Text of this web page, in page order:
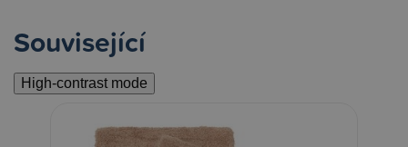
Související
High-contrast mode